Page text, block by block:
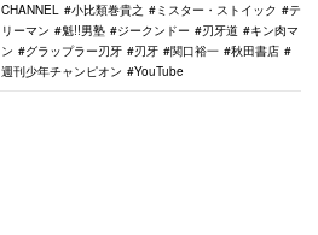
CHANNEL
小比類巻貴之 ミスター・ストイック
テ
リーマン
魁!!男塾 ジークンドー 刃牙道
キン肉マ
ン
グラップラー刃牙 刃牙 関口裕一
秋田書店
週刊少年チャンピオン
YouTube